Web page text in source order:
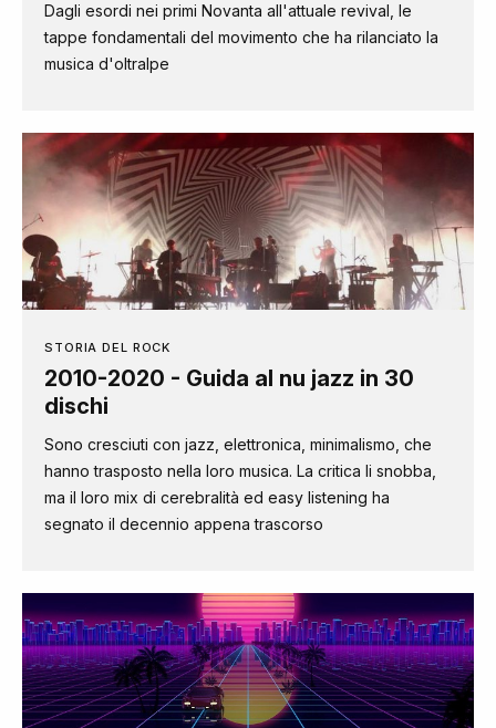
Dagli esordi nei primi Novanta all'attuale revival, le
tappe fondamentali del movimento che ha rilanciato la
musica d'oltralpe
STORIA DEL ROCK
2010-2020 - Guida al nu jazz in 30
dischi
Sono cresciuti con jazz, elettronica, minimalismo, che
hanno trasposto nella loro musica. La critica li snobba,
ma il loro mix di cerebralità ed easy listening ha
segnato il decennio appena trascorso